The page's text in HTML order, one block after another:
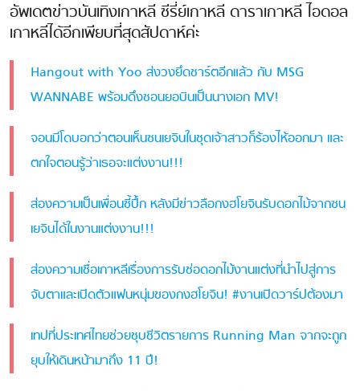
อัพเดตข่าวบันเทิงเกาหลี ซีรี่ย์เกาหลี ดาราเกาหลี ไอดอล
เกาหลีได้อีกเพียบที่สุดสัปดาห์ค่ะ
Hangout with Yoo ส่งวงยึดชาร์ตอีกแล้ว กับ MSG
WANNABE พร้อมดึงชอนยอบินเป็นนางเอก MV!
จอนมีโดบอกว่าตอนเห็นซนเยจินในชุดเจ้าสาวก็ร้องไห้ออกมา และ
ตกใจตอนรู้ว่าเธอจะแต่งงาน!!!
ส่องความเป็นเพื่อนซี้ปึ้ก หลังมีข่าวลือกงฮโยจินรับดอกไม้จากซน
เยจินได้ในงานแต่งงาน!!!
ส่องความเชื่อเกาหลีเรื่องการรับช่อดอกไม้งานแต่งที่นำไปสู่การ
จับตาและเปิดตัวแฟนหนุ่มของกงฮโยจิน! #งานเปิดวาร์ปต้องมา
เทปที่ประเทศไทยช่วยชุบชีวิตรายการ Running Man จากจะถูก
ยุบให้เดินหน้ามาถึง 11 ปี!